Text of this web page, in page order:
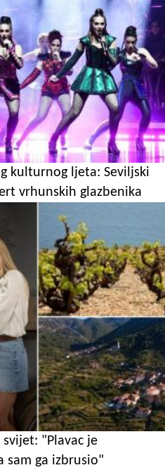
kulturnog ljeta: Seviljski
vrhunskih glazbenika
"Plavac je
sam ga izbrusio"